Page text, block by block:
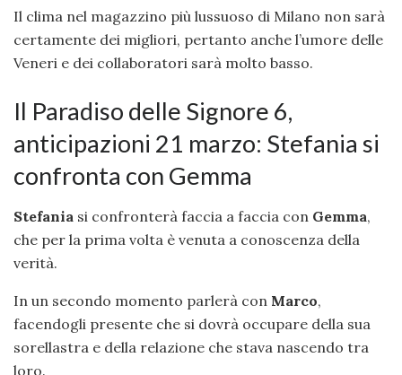
Il clima nel magazzino più lussuoso di Milano non sarà
certamente dei migliori, pertanto anche l’umore delle
Veneri e dei collaboratori sarà molto basso.
Il Paradiso delle Signore 6,
anticipazioni 21 marzo: Stefania si
confronta con Gemma
Stefania si confronterà faccia a faccia con Gemma,
che per la prima volta è venuta a conoscenza della
verità.
In un secondo momento parlerà con Marco,
facendogli presente che si dovrà occupare della sua
sorellastra e della relazione che stava nascendo tra
loro.